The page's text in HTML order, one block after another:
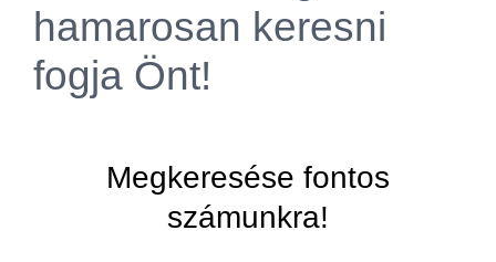
hamarosan keresni
fogja Önt!
Megkeresése fontos
számunkra!